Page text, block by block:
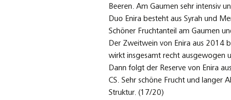
Beeren. Am Gaumen sehr intensiv
Duo Enira besteht aus Syrah und
Schöner Fruchtanteil am Gaumen
Der Zweitwein von Enira aus 2014
wirkt insgesamt recht ausgewogen
Dann folgt der Reserve von Enira
CS. Sehr schöne Frucht und langer
Struktur. (17/20)